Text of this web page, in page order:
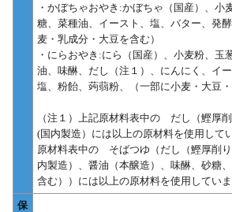
・かぼちゃおやき:かぼちゃ（国産）、小
糖、菜種油、イースト、塩、バター、発
麦・乳成分・大豆を含む）
・にらおやき:にら（国産）、小麦粉、玉
油、味醂、だし（注１）、にんにく、イ
塩、粉飴、蒟蒻粉、（一部に小麦・大豆・
（注１）上記原材料表中の だし（鰹厚削
(国内製造）には以上の原材料を使用して
原材料表中の そばつゆ（だし（鰹厚削
内製造）、醤油（本醸造）、味醂、砂糖
含む））には以上の原材料を使用していま
保